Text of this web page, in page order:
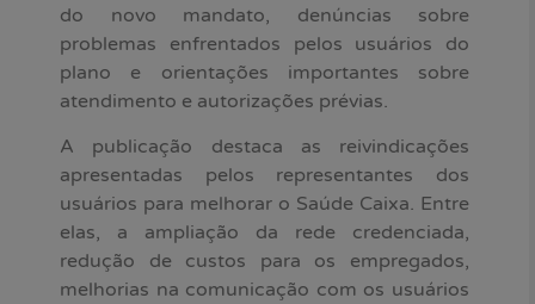
do novo mandato, denúncias sobre
problemas enfrentados pelos usuários do
plano e orientações importantes sobre
atendimento e autorizações prévias.
A publicação destaca as reivindicações
apresentadas pelos representantes dos
usuários para melhorar o Saúde Caixa. Entre
elas, a ampliação da rede credenciada,
redução de custos para os empregados,
melhorias na comunicação com os usuários